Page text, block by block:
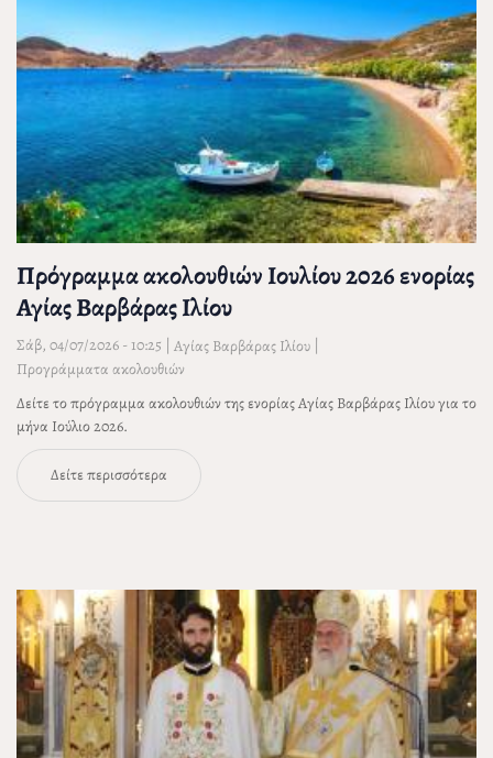
Πρόγραμμα ακολουθιών Ιουλίου 2026 ενορίας
Αγίας Βαρβάρας Ιλίου
Σάβ, 04/07/2026 - 10:25 | Αγίας Βαρβάρας Ιλίου |
Προγράμματα ακολουθιών
Δείτε το πρόγραμμα ακολουθιών της ενορίας Αγίας Βαρβάρας Ιλίου για το
μήνα Ιούλιο 2026.
Δείτε περισσότερα